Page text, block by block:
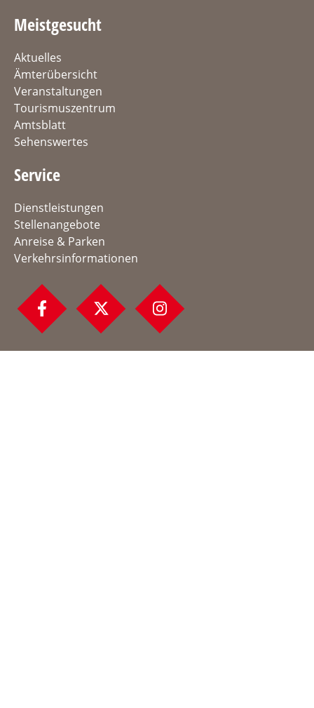
Meistgesucht
Aktuelles
Ämterübersicht
Veranstaltungen
Tourismuszentrum
Amtsblatt
Sehenswertes
Service
Dienstleistungen
Stellenangebote
Anreise & Parken
Verkehrsinformationen